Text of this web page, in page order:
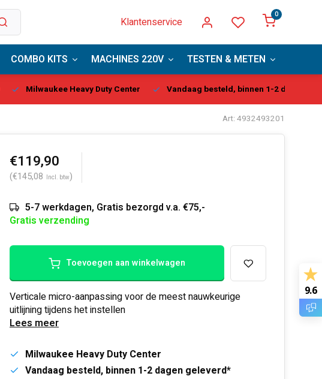
Klantenservice
0
COMBO KITS MACHINES 220V TESTEN & METEN
Milwaukee Heavy Duty Center Vandaag besteld, binnen 1-2 dagen
Art: 4932493201
€119,90
(€145,08 Incl. btw)
5-7 werkdagen, Gratis bezorgd v.a. €75,-
Gratis verzending
Toevoegen aan winkelwagen
Verticale micro-aanpassing voor de meest nauwkeurige
uitlijning tijdens het instellen
Lees meer
Milwaukee Heavy Duty Center
Vandaag besteld, binnen 1-2 dagen geleverd*
9.6